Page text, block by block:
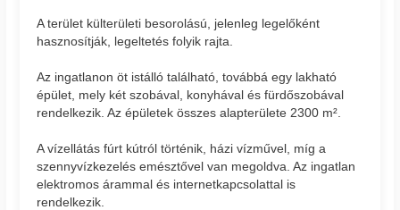
A terület külterületi besorolású, jelenleg legelőként
hasznosítják, legeltetés folyik rajta.
Az ingatlanon öt istálló található, továbbá egy lakható
épület, mely két szobával, konyhával és fürdőszobával
rendelkezik. Az épületek összes alapterülete 2300 m².
A vízellátás fúrt kútról történik, házi vízművel, míg a
szennyvízkezelés emésztővel van megoldva. Az ingatlan
elektromos árammal és internetkapcsolattal is
rendelkezik.